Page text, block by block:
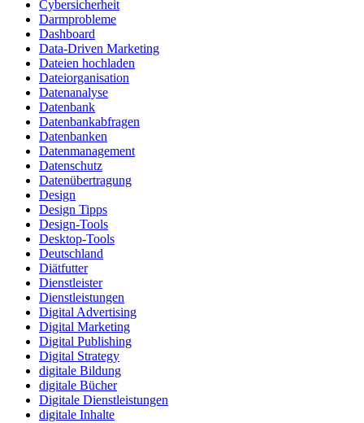
Cybersicherheit
Darmprobleme
Dashboard
Data-Driven Marketing
Dateien hochladen
Dateiorganisation
Datenanalyse
Datenbank
Datenbankabfragen
Datenbanken
Datenmanagement
Datenschutz
Datenübertragung
Design
Design Tipps
Design-Tools
Desktop-Tools
Deutschland
Diätfutter
Dienstleister
Dienstleistungen
Digital Advertising
Digital Marketing
Digital Publishing
Digital Strategy
digitale Bildung
digitale Bücher
Digitale Dienstleistungen
digitale Inhalte